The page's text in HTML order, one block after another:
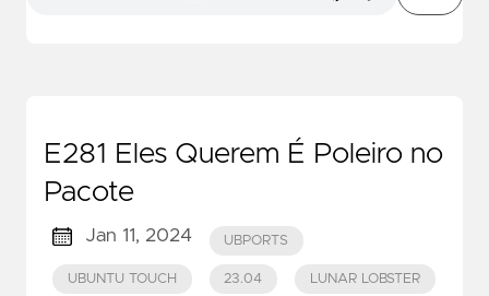
E281 Eles Querem É Poleiro no
Pacote
Jan 11, 2024 UBPORTS
UBUNTU TOUCH 23.04 LUNAR LOBSTER